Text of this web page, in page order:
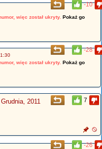
-10
więc został ukryty. Pokaż go
-28
więc został ukryty. Pokaż go
7
2011
-26